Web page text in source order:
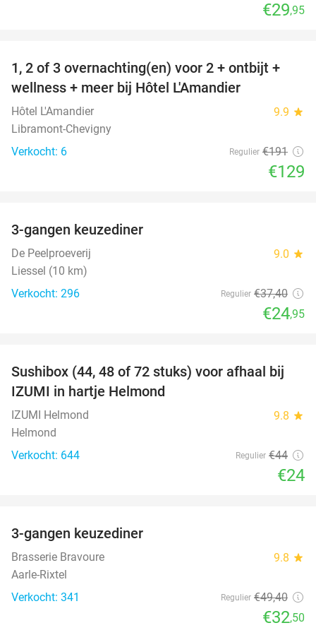
€29,95
32%
TODAY
1, 2 of 3 overnachting(en) voor 2 + ontbijt +
wellness + meer bij Hôtel L'Amandier
Hôtel L'Amandier 9.9 star
Libramont-Chevigny
Verkocht: 6
Regulier €191
€129
3-gangen keuzediner
De Peelproeverij 9.0 star
Liessel (10 km)
Verkocht: 296
Regulier €37,40
€24,95
45%
Sushibox (44, 48 of 72 stuks) voor afhaal bij
IZUMI in hartje Helmond
IZUMI Helmond 9.8 star
Helmond
Verkocht: 644
Regulier €44
€24
3-gangen keuzediner
Brasserie Bravoure 9.8 star
Aarle-Rixtel
Verkocht: 341
Regulier €49,40
€32,50